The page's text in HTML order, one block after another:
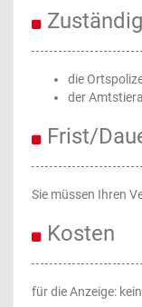
die
der
Frist/
Sie müssen Ihren
Kosten
für die Anzeige: